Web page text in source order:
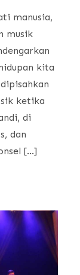
manusia,
musik
kita
ketika
di
dan
[…]